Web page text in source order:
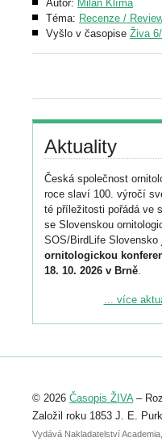
Autor: Milan Klíma
Téma: Recenze /
Vyšlo v časopise Živa
Aktuality
Česká společnost
roce slaví 100. výročí
té příležitosti pořádá ve
se Slovenskou
SOS/BirdLife Slovensko
ornitologickou
18. 10. 2026 v Brně.
Podrobnější informace
Registrovat se můžete
abstraktu přihlášené
posteru je už 30. června.
... více
© 2026 Časopis ŽIVA–
Založil roku 1853 J. E.
Vydává Nakladatelství Academia,